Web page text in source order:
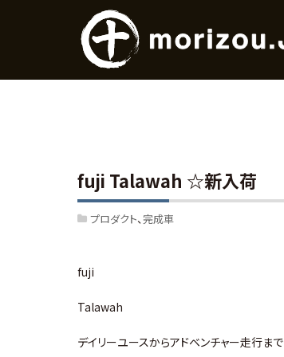
fuji Talawah ☆新入荷
プロダクト 完成車
fuji
Talawah
デイリーユースからアドベンチャー走行まで